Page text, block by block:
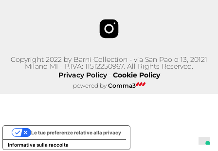
Copyright 2022 by Barni Collection - via San Paolo 13, 20121
Milano MI - P.IVA: 11512250967. All Rights Reserved.
Privacy Policy– Cookie Policy
powered by Comma3
Informativa sulla raccolta
Le tue preferenze relative alla privacy